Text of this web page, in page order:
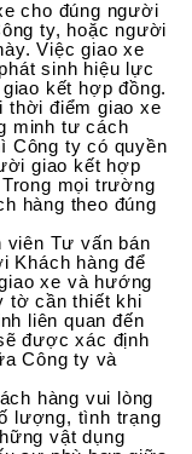
cho đúng người
ty, hoặc người
Việc giao xe
sinh hiệu lực
kết hợp đồng.
điểm giao xe
minh tư cách
Công ty có quyền
giao kết hợp
mọi trường
hàng theo đúng
viên Tư vấn bán
Khách hàng để
xe và hướng
tờ cần thiết khi
liên quan đến
được xác định
Công ty và
hàng vui lòng
lượng, tình trạng
vật dụng